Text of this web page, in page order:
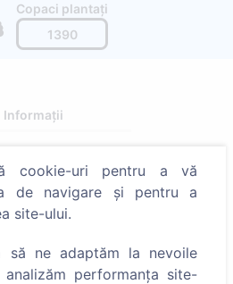
Copaci plantați
1390
Informații
frecvente
Blog
de confidențialitate
cookie-uri pentru a vă
de navigare și pentru a
site-ului.
să ne adaptăm la nevoile
performanța site-